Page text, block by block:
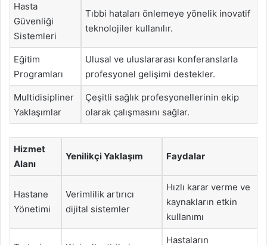
Hasta
Güvenliği
Sistemleri
Tıbbi hataları önlemeye yönelik inovatif
teknolojiler kullanılır.
Eğitim
Programları
Ulusal ve uluslararası konferanslarla
profesyonel gelişimi destekler.
Multidisipliner
Yaklaşımlar
Çeşitli sağlık profesyonellerinin ekip
olarak çalışmasını sağlar.
Hizmet
Alanı
Yenilikçi Yaklaşım Faydalar
Hastane
Yönetimi
Verimlilik artırıcı
dijital sistemler
Hızlı karar verme ve
kaynakların etkin
kullanımı
Hastaların